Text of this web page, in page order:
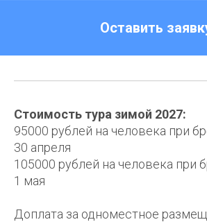
Оставить
Стоимость тура зимой 2027:
95000 рублей на человека при
30 апреля
105000 рублей на человека при
1 мая
Доплата за одноместное